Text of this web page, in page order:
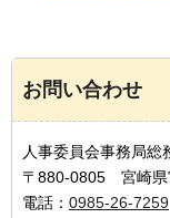
お問い合わせ
人事委員会事務局総
〒880-0805 宮崎県
電話： 0985-26-7259